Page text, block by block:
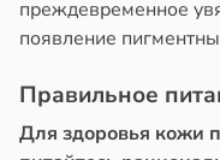
преждевременное
появление
Правильное
Для здоровья кожи